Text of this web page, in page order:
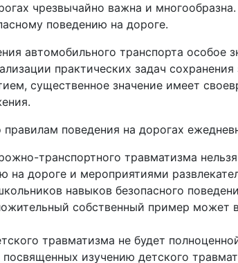
чрезвычайно важна и
поведению на дороге.
автомобильного транспорта особое
практических задач
существенное значение имеет
поведения на дорогах
транспортного травматизма
на дороге и мероприятиями
навыков безопасного
собственный пример может
травматизма не будет
изучению детского